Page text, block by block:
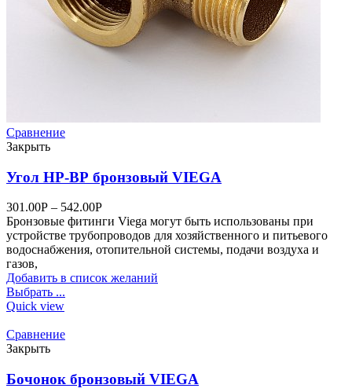
Сравнение
Закрыть
Угол НР-ВР бронзовый VIEGA
301.00Р – 542.00Р
Бронзовые фитинги Viega могут быть использованы при
устройстве трубопроводов для хозяйственного и питьевого
водоснабжения, отопительной системы, подачи воздуха и
газов,
Добавить в список желаний
Выбрать ...
Quick view
Сравнение
Закрыть
Бочонок бронзовый VIEGA